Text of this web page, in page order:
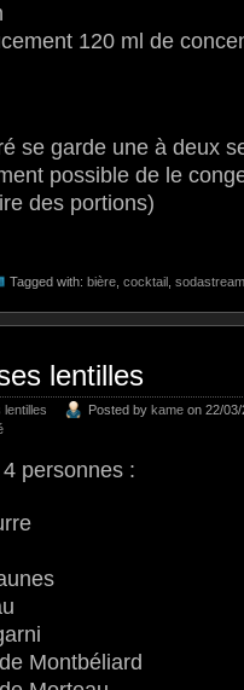
120 ml de
se garde une à deux
possible de le
des portions)
Tagged with: bière cocktail sodastream
lentilles
Posted by kame on 22/
personnes :
Montbéliard